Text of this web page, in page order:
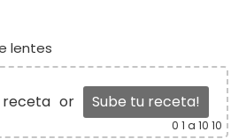
lentes
or Sube tu receta!
0 1 a 10 10